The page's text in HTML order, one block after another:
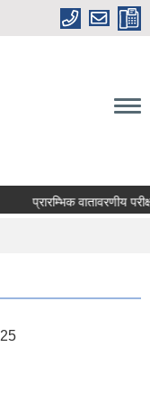
प्रारम्भिक वातावरणीय